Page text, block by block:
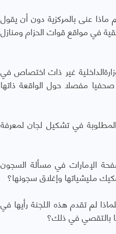
عنى بالمركزية دون أن يقول
في مواقع قوات الحزام ومنازل
غير ذات اختصاص في
صحفيا مفصلا حول الواقعة ذاتها
في تشكيل لجان لمعرفة
الإمارات في مسألة السجون
مليشياتها وإغلاق سجونها؟
لم تقدم هذه اللجنة رأيها في
بالتقصي في ذلك؟